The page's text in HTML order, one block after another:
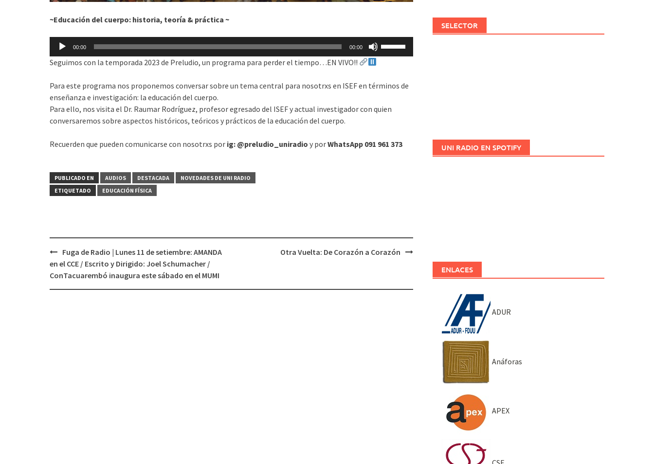
~Educación del cuerpo: historia, teoría & práctica ~
Reproductor
audio
00:00 00:00
flecha
para
disminuir
Seguimos con la temporada 2023 de Preludio, un programa para perder el tiempo…EN VIVO!!
Para este programa nos proponemos conversar sobre un tema central para nosotrxs en ISEF en términos de
enseñanza e investigación: la educación del cuerpo.
Para ello, nos visita el Dr. Raumar Rodríguez, profesor egresado del ISEF y actual investigador con quien
conversaremos sobre aspectos históricos, teóricos y prácticos de la educación del cuerpo.
Recuerden que pueden comunicarse con nosotrxs por ig: @preludio_uniradio y porWhatsApp 091 961 373
PUBLICADO EN AUDIOS DESTACADA
NOVEDADES DE UNI RADIO
ETIQUETADO
EDUCACIÓN FÍSICA
Navegación
de
Fuga de Radio | Lunes 11 de setiembre: AMANDA
en el CCE / Escrito y Dirigido: Joel Schumacher /
ConTacuarembó inaugura este sábado en el MUMI
Otra Vuelta: De Corazón a Corazón
SELECTOR
UNI RADIO EN SPOTIFY
ENLACES
ADUR
Anáforas
APEX